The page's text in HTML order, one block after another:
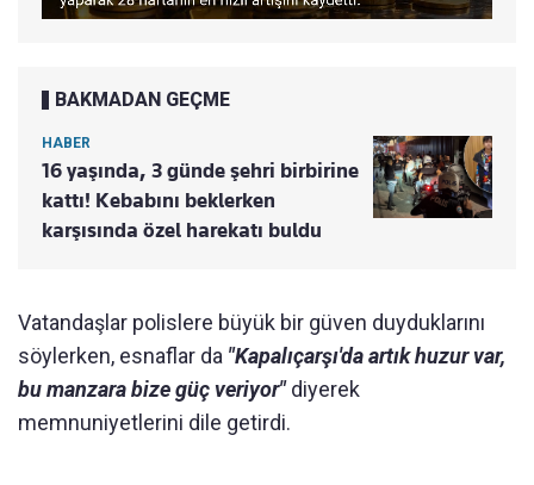
BAKMADAN GEÇME
HABER
16 yaşında, 3 günde şehri birbirine
kattı! Kebabını beklerken
karşısında özel harekatı buldu
Vatandaşlar polislere büyük bir güven duyduklarını
söylerken, esnaflar da "Kapalıçarşı'da artık huzur var,
bu manzara bize güç veriyor"diyerek
memnuniyetlerini dile getirdi.